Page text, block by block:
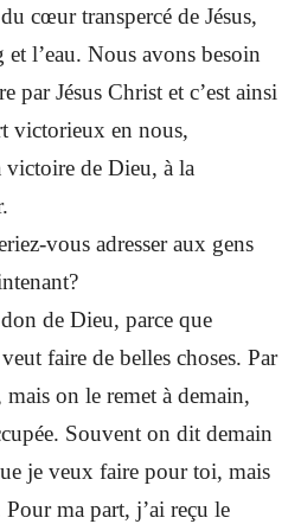
cœur transpercé de Jésus,
et l’eau. Nous avons besoin
par Jésus Christ et c’est ainsi
victorieux en nous,
victoire de Dieu, à la
vous adresser aux gens
de Dieu, parce que
faire de belles choses. Par
on le remet à demain,
Souvent on dit demain
je veux faire pour toi, mais
ma part, j’ai reçu le